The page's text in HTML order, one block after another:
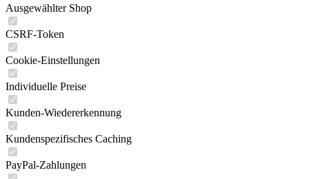
Ausgewählter Shop
CSRF-Token
Cookie-Einstellungen
Individuelle Preise
Kunden-Wiedererkennung
Kundenspezifisches Caching
PayPal-Zahlungen